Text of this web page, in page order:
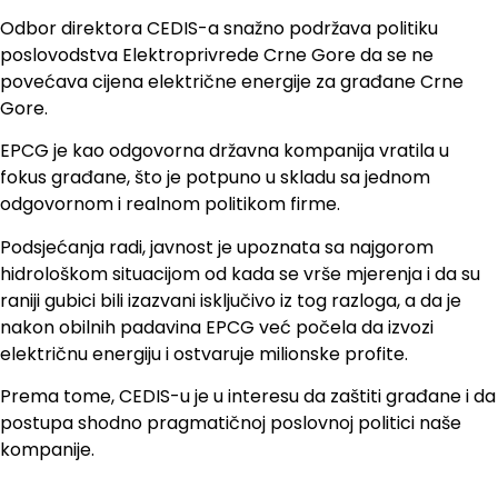
Odbor direktora CEDIS-a snažno podržava politiku
poslovodstva Elektroprivrede Crne Gore da se ne
povećava cijena električne energije za građane Crne
Gore.
EPCG je kao odgovorna državna kompanija vratila u
fokus građane, što je potpuno u skladu sa jednom
odgovornom i realnom politikom firme.
Podsjećanja radi, javnost je upoznata sa najgorom
hidrološkom situacijom od kada se vrše mjerenja i da su
raniji gubici bili izazvani isključivo iz tog razloga, a da je
nakon obilnih padavina EPCG već počela da izvozi
električnu energiju i ostvaruje milionske profite.
Prema tome, CEDIS-u je u interesu da zaštiti građane i da
postupa shodno pragmatičnoj poslovnoj politici naše
kompanije.